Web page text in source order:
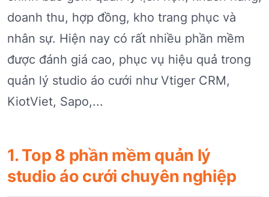
doanh thu, hợp đồng, kho trang phục và
nhân sự. Hiện nay có rất nhiều phần mềm
được đánh giá cao, phục vụ hiệu quả trong
quản lý studio áo cưới như Vtiger CRM,
KiotViet, Sapo,...
1. Top 8 phần mềm quản lý
studio áo cưới chuyên nghiệp